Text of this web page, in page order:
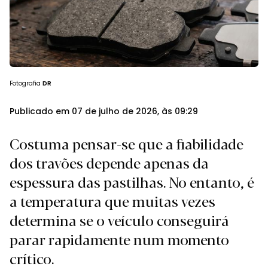
Fotografia DR
Publicado em 07 de julho de 2026, às 09:29
Costuma pensar-se que a fiabilidade
dos travões depende apenas da
espessura das pastilhas. No entanto, é
a temperatura que muitas vezes
determina se o veículo conseguirá
parar rapidamente num momento
crítico.